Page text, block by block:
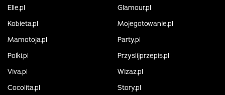
Elle.pl
Glamour.pl
Kobieta.pl
Mojegotowanie.pl
Mamotoja.pl
Party.pl
Polki.pl
Przyslijprzepis.pl
Viva.pl
Wizaz.pl
Cocolita.pl
Story.pl